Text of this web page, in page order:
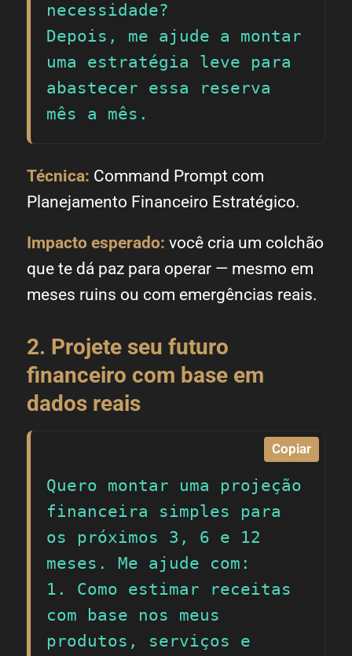
necessidade?
Depois, me ajude a montar
uma estratégia leve para
abastecer essa reserva
mês a mês.
Técnica: Command Prompt com
Planejamento Financeiro Estratégico.
Impacto esperado: você cria um colchão
que te dá paz para operar — mesmo em
meses ruins ou com emergências reais.
2. Projete seu futuro
financeiro com base em
dados reais
Copiar
Quero montar uma projeção
financeira simples para
os próximos 3, 6 e 12
meses. Me ajude com:
1. Como estimar receitas
com base nos meus
produtos, serviços e